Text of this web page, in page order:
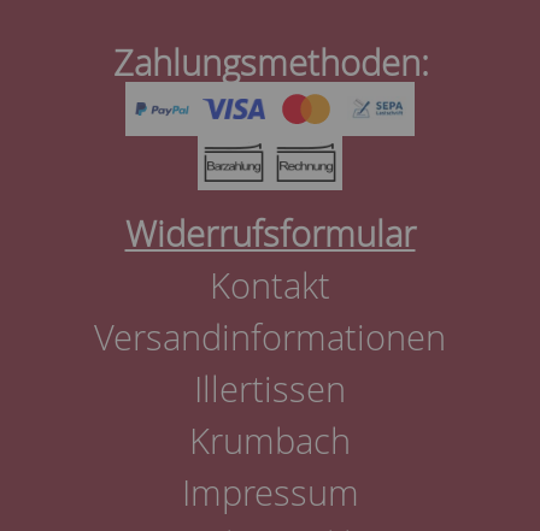
Zahlungsmethoden:
Widerrufsformular
Kontakt
Versandinformationen
Illertissen
Krumbach
Impressum